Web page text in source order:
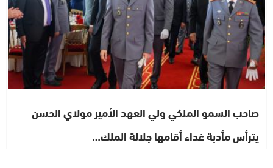
صاحب السمو الملكي ولي العهد الأمير مولاي الحسن
يترأس مأدبة غداء أقامها جلالة الملك…